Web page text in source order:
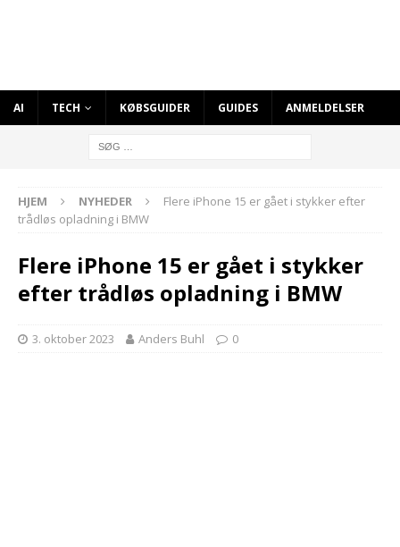
AI TECH KØBSGUIDER GUIDES ANMELDELSER
HJEM NYHEDER
Flere iPhone 15 er gået i stykker efter
trådløs opladning i BMW
Flere iPhone 15 er gået i stykker
efter trådløs opladning i BMW
3. oktober 2023 Anders Buhl 0